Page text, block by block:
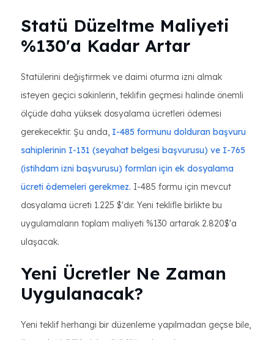
Statü Düzeltme Maliyeti
%130'a Kadar Artar
Statülerini değiştirmek ve daimi oturma izni almak
isteyen geçici sakinlerin, teklifin geçmesi halinde önemli
ölçüde daha yüksek dosyalama ücretleri ödemesi
gerekecektir. Şu anda, I-485 formunu dolduran başvuru
sahiplerinin I-131 (seyahat belgesi başvurusu) ve I-765
(istihdam izni başvurusu) formları için ek dosyalama
ücreti ödemeleri gerekmez. I-485 formu için mevcut
dosyalama ücreti 1.225 $'dır. Yeni teklifle birlikte bu
uygulamaların toplam maliyeti %130 artarak 2.820$'a
ulaşacak.
Yeni Ücretler Ne Zaman
Uygulanacak?
Yeni teklif herhangi bir düzenleme yapılmadan geçse bile,